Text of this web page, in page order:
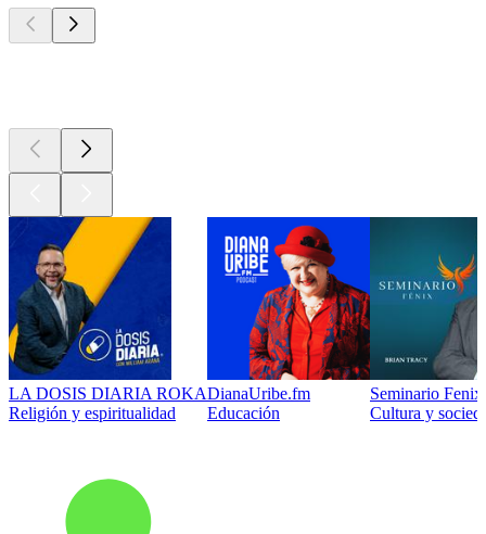
LA DOSIS DIARIA ROKA
Religión y espiritualidad
DianaUribe.fm
Educación
Seminario
Cultura y